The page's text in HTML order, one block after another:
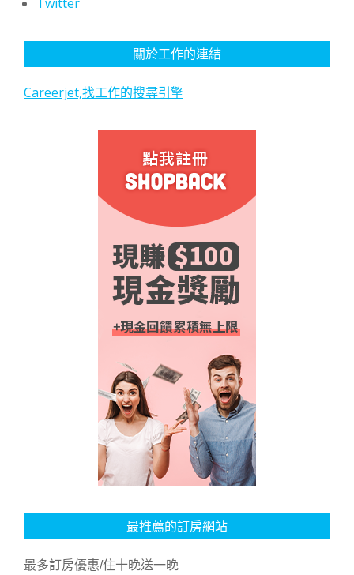
關於工作的連結
Careerjet,找工作的搜尋引擎
最推薦的訂房網站
最多訂房優惠/住十晚送一晚